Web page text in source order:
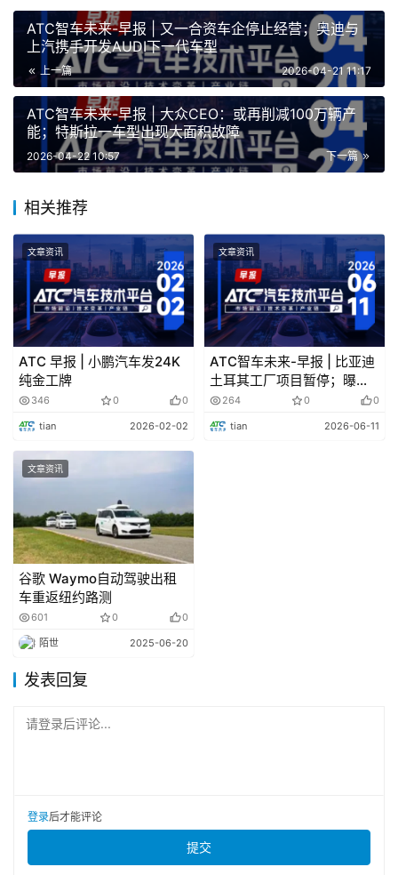
吉利i-HEV智擎混动双车预售发布
2026年4月19日，吉利中国星i-HEV智擎混动系列车型
开启预售。此次预售涵盖中国星星瑞i-HEV智擎混动、星越
Li-HEV智擎混动两款车型
技术变革
赛力斯个性化防晕车专利公布
据天眼查，近日，赛力斯汽车有限公司申请的“个性化
防晕车方法、装置、设备、介质及车辆”专利公布。摘要显
示，本专利涉及防晕车技术领域。所述方法包括:响应于用
户在车辆行驶过程中主动触发的晕车反馈信号，获取与所述
晕车反馈信号相关联的车辆行驶状态数据和道路环境数据，
形成晕车样本数据;基于所述晕车样本数据，更新相应用户
的个性化防晕车模型;利用所述个性化防晕车模型，基于所
述车辆的实时行车数据，生成用于降低相应用户晕车风险的
驾驶推荐信息。本申请实施例通过基于用户主动触发的反馈
信号及其关联行车数据更新个性化防晕车模型，并利用此模
型基于实时采集的行车数据生成防晕车推荐信息，从而有效
提高防晕车功能的精确性和便捷性。
四维图新:为人形机器人半程马拉松十余支参赛队
伍提供多项支持
4月19日，2026北京亦庄人形机器人半程马拉松落
赛。四维图新凭借自动驾驶级空间数据底座为十余支参赛队
伍提供多项支持，成为机器人自主奔跑能力的关键技术提供
中国一汽联合行业伙伴，成功研制出国内首颗车规级先
进制程多域融合芯片一“红旗1号”。“红旗1号”并非传统意义
ATC智车未来-早报 | 又一合资车企停止经营；奥迪与
上汽携手开发AUDI下一代车型
上一篇 2026-04-21 11:17
ATC智车未来-早报 | 大众CEO：或再削减100万辆产
能；特斯拉一车型出现大面积故障
下一篇
2026-04-22 10:57
相关推荐
文章资讯
ATC 早报 | 小鹏汽车发24K
纯金工牌
346 0 0
tian 2026-02-02
文章资讯
ATC智车未来-早报 | 比亚迪
土耳其工厂项目暂停；曝小
鹏秘密启动豪华游艇项目!
264 0 0
tian 2026-06-11
文章资讯
谷歌 Waymo自动驾驶出租
车重返纽约路测
601 0 0
陌世 2025-06-20
发表回复
请登录后评论...
登录后才能评论
提交